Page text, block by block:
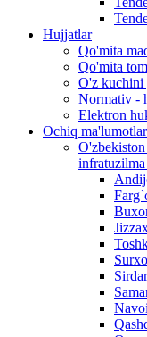
Hujjatlar
Qo'mita
Qo'mita
O'z kuchini
Normativ -
Elektron
Ochiq ma'lumotlar